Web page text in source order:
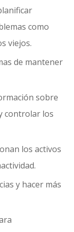
como
viejos.
de mantener
sobre
controlar los
los activos
y hacer más